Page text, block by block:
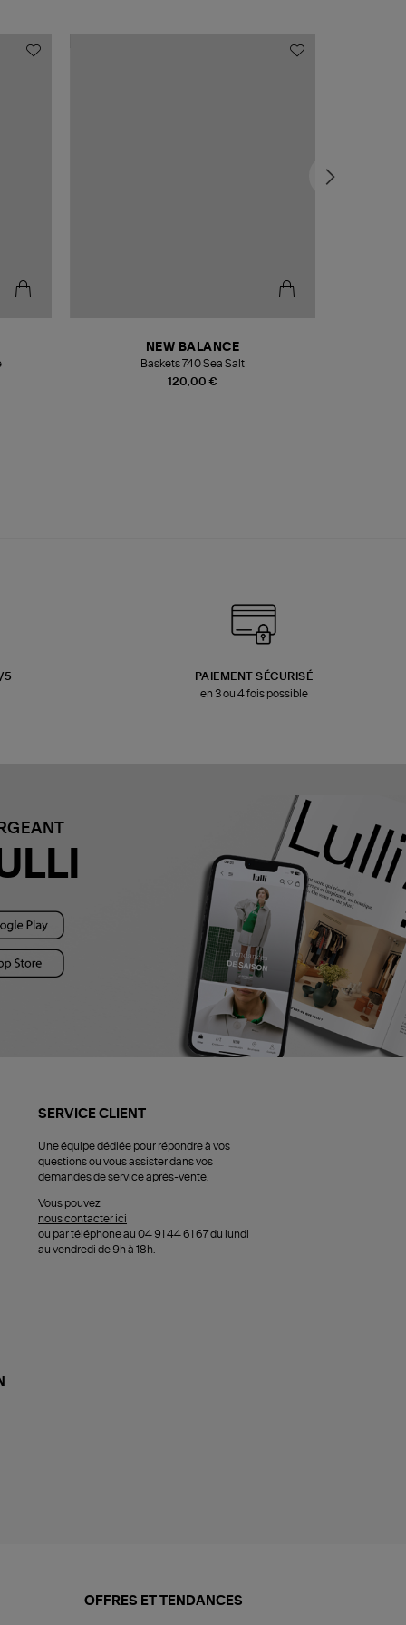
120,00 €
NEW BALANCE
Baskets 740 Sea Salt
5
PAIEMENT SÉCURISÉ
en 3 ou 4 fois possible
SERVICE CLIENT
Une équipe dédiée pour répondre à vos
questions ou vous assister dans vos
demandes de service après-vente.
Vous pouvez
nous contacter ici
ou par téléphone au 04 91 44 61 67 du lundi
au vendredi de 9h à 18h.
OFFRES ET TENDANCES